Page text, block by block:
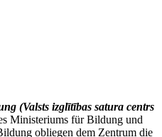
(Valsts izglītības satura centrs
Ministeriums für Bildung und
obliegen dem Zentrum die